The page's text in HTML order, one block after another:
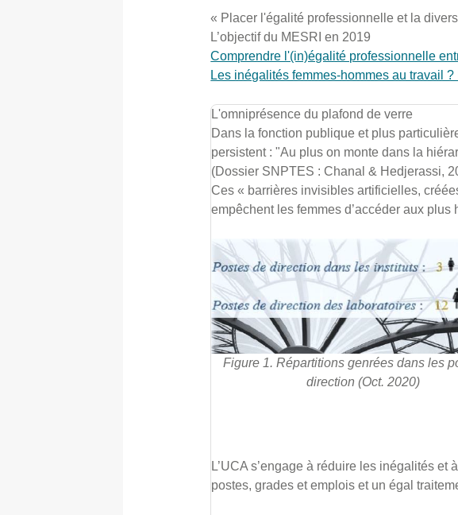
« Placer l'égalité professionnelle et la
L’objectif du MESRI en 2019
Comprendre l'(in)égalité professionnelle
Les inégalités femmes-hommes au travail
L'omniprésence du plafond de verre
Dans la fonction publique et plus
persistent : "Au plus on monte dans la
(Dossier SNPTES : Chanal & Hedjerassi,
Ces « barrières invisibles artificielles,
empêchent les femmes d’accéder aux
Figure 1. Répartitions genrées dans les
direction (Oct. 2020)
L’UCA s’engage à réduire les inégalités
postes, grades et emplois et un égal